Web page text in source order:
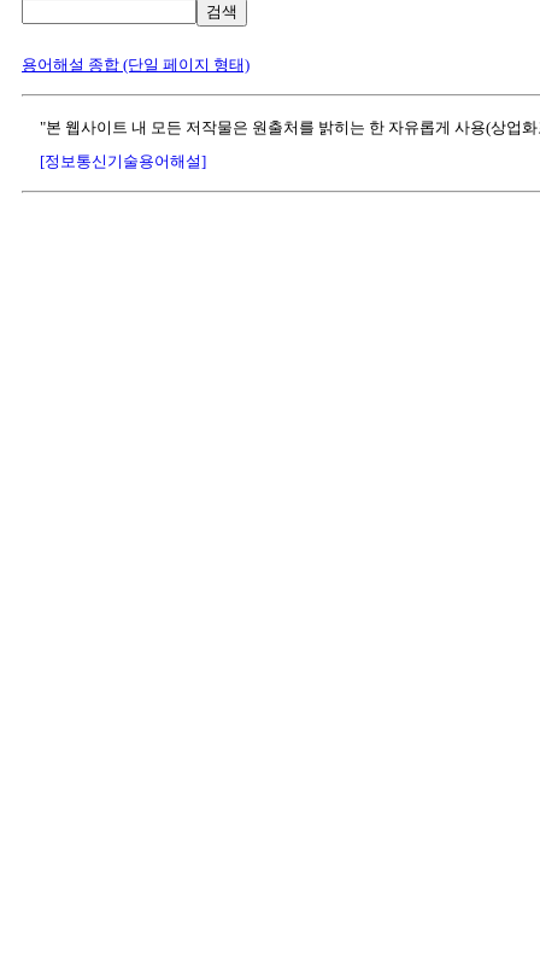
검색
용어해설 종합 (단일 페이지 형태)
"본 웹사이트 내 모든 저작물은 원출처를 밝히는 한 자유롭게 사용(상업
[정보통신기술용어해설]